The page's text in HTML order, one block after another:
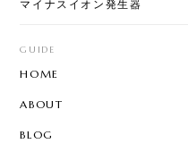
マイナスイオン発生器
GUIDE
HOME
ABOUT
BLOG